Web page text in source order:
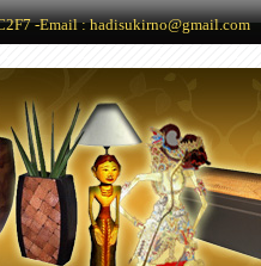
-Email : hadisukirno@gmail.com